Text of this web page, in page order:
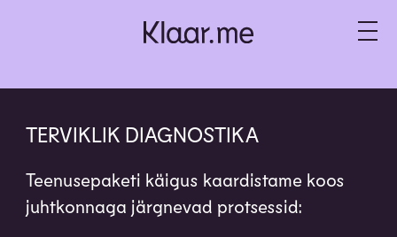
TERVIKLIK DIAGNOSTIKA
Teenusepaketi käigus kaardistame koos
juhtkonnaga järgnevad protsessid: